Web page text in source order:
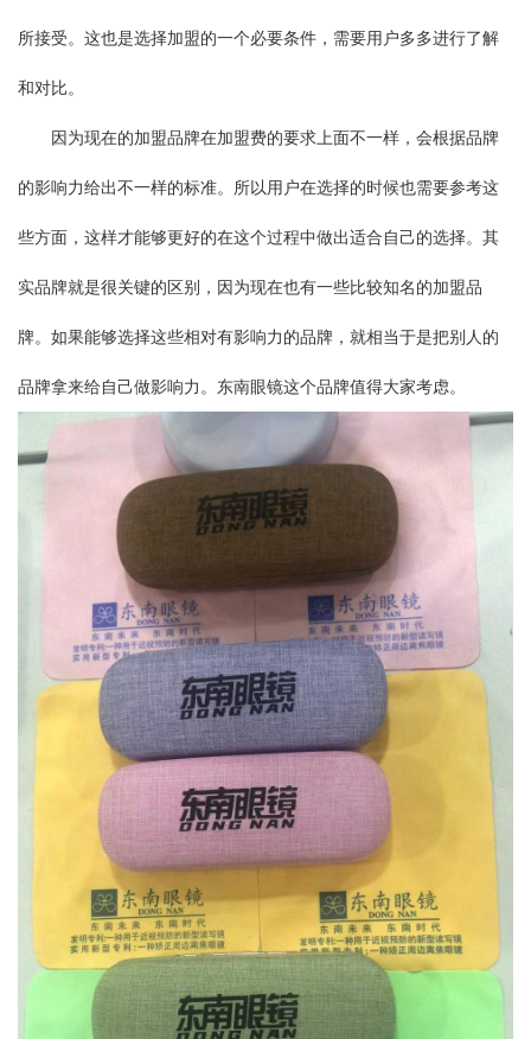
所接受。这也是选择加盟的一个必要条件，需要用户多多进行了解
和对比。
因为现在的加盟品牌在加盟费的要求上面不一样，会根据品牌
的影响力给出不一样的标准。所以用户在选择的时候也需要参考这
些方面，这样才能够更好的在这个过程中做出适合自己的选择。其
实品牌就是很关键的区别，因为现在也有一些比较知名的加盟品
牌。如果能够选择这些相对有影响力的品牌，就相当于是把别人的
品牌拿来给自己做影响力。东南眼镜这个品牌值得大家考虑。